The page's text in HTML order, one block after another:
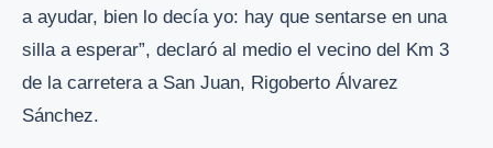
a ayudar, bien lo decía yo: hay que sentarse en una
silla a esperar”, declaró al medio el vecino del Km 3
de la carretera a San Juan, Rigoberto Álvarez
Sánchez.